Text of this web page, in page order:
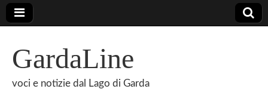
GardaLine
voci e notizie dal Lago di Garda